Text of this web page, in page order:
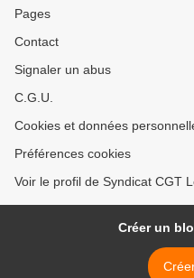
Pages
Contact
Signaler un abus
C.G.U.
Cookies et données
Préférences cookies
Voir le profil de Syndicat CGT
Créer un